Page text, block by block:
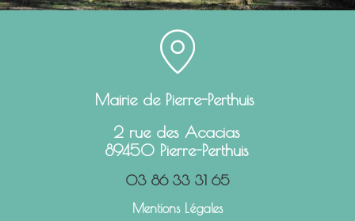
Mairie de Pierre-Perthuis
2 rue des Acacias
89450 Pierre-Perthuis
03 86 33 31 65
Mentions Légales